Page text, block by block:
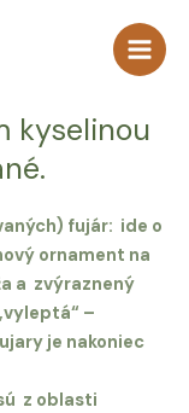
kyselinou
fujár: ide o
ornament na
a zvýraznený
–
je nakoniec
z oblasti